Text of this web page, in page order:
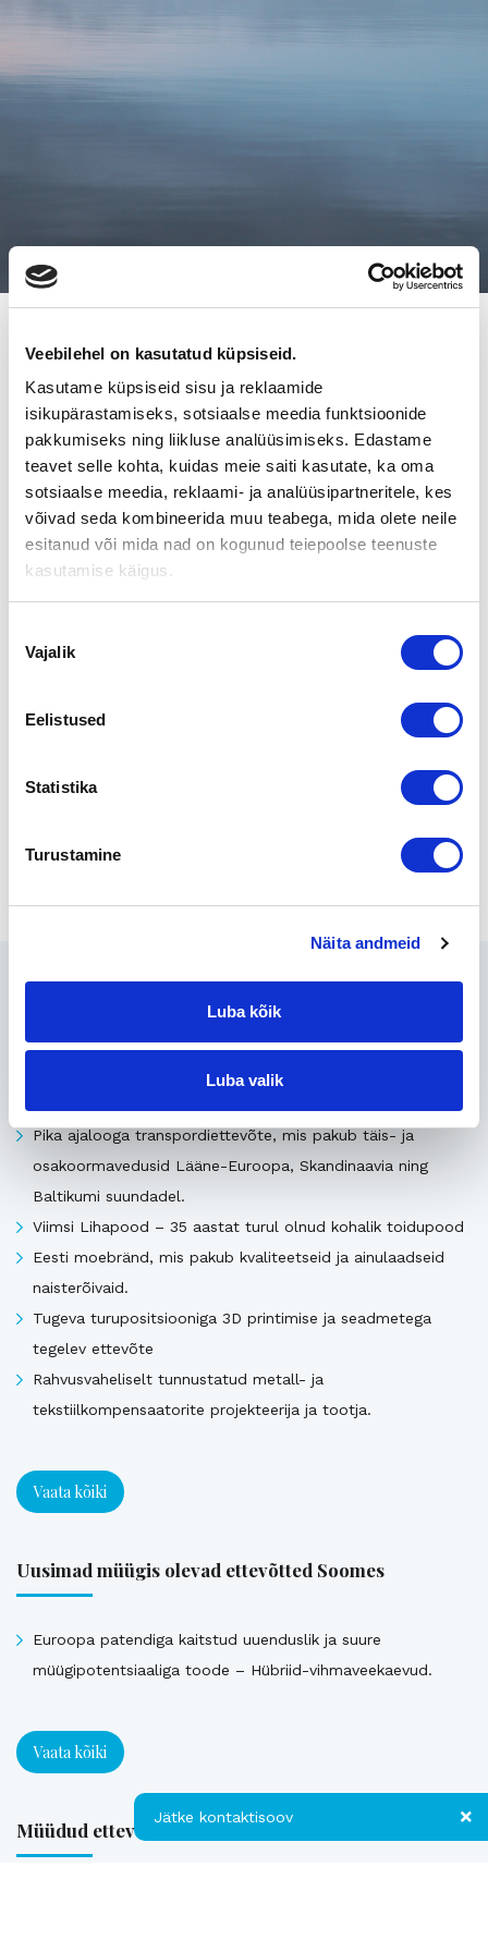
Veebilehel on kasutatud küpsiseid.
Kasutame küpsiseid sisu ja reklaamide
isikupärastamiseks, sotsiaalse meedia funktsioonide
pakkumiseks ning liikluse analüüsimiseks. Edastame
teavet selle kohta, kuidas meie saiti kasutate, ka oma
sotsiaalse meedia, reklaami- ja analüüsipartneritele, kes
võivad seda kombineerida muu teabega, mida olete neile
esitanud või mida nad on kogunud teiepoolse teenuste
kasutamise käigus.
valik
Vajalik
Eelistused
Statistika
Turustamine
Näita andmeid
Luba kõik
Luba valik
KOSKISEN PUUTARHALLE UUDET
OMISTAJAT
Koskisen Puutarhalle uudet omistajat
Perinteikäs Koskisen Puutarha Paattisilta sai uudet
omistajansa heti vuodenvaihteessa.
Aluejohtaja JP Asuinmaa
jp.asuinmaa@yrityskaupat.net
Jaga lehte:
Seotud
Pika ajalooga transpordiettevõte, mis pakub täis- ja
osakoormavedusid Lääne-Euroopa, Skandinaavia ning
Baltikumi suundadel.
Viimsi Lihapood – 35 aastat turul olnud kohalik toidupood
Eesti moebränd, mis pakub kvaliteetseid ja ainulaadseid
naisterõivaid.
Tugeva turupositsiooniga 3D printimise ja seadmetega
tegelev ettevõte
Rahvusvaheliselt tunnustatud metall- ja
tekstiilkompensaatorite projekteerija ja tootja.
Vaata kõiki
Uusimad müügis olevad ettevõtted Soomes
Euroopa patendiga kaitstud uuenduslik ja suure
müügipotentsiaaliga toode – Hübriid-vihmaveekaevud.
Vaata kõiki
Müüdud ettevõtted
Jätke kontaktisoov